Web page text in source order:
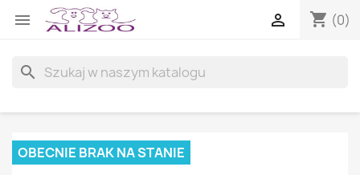
 shopping_cart (0)

search
OBECNIE BRAK NA STANIE